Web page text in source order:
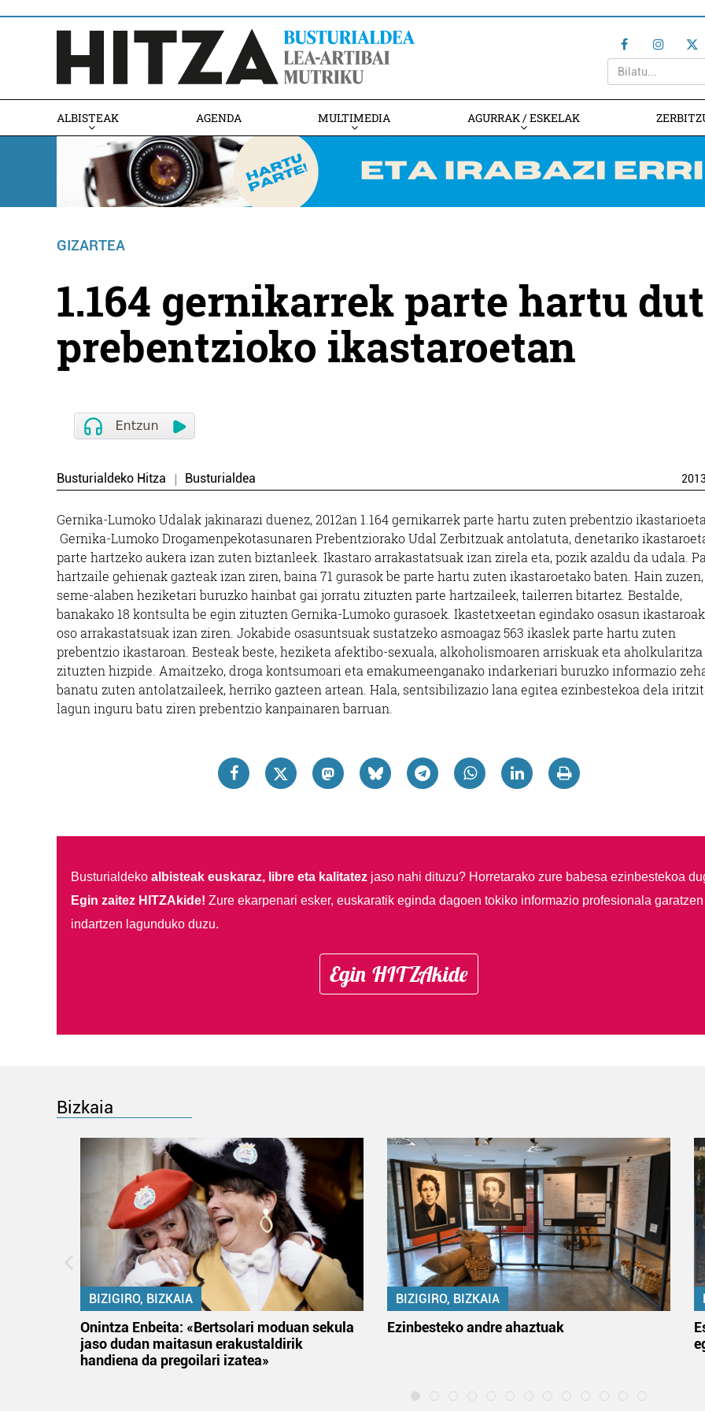
ALBISTEAK AGENDA MULTIMEDIA AGURRAK / ESKELAK
GIZARTEA
1.164 gernikarrek parte hartu
prebentzioko ikastaroetan
Busturialdeko Hitza Busturialdea 2013
Gernika-Lumoko Udalak jakinarazi duenez, 2012an 1.164 gernikarrek parte hartu zuten prebentzio
Gernika-Lumoko Drogamenpekotasunaren Prebentziorako Udal Zerbitzuak antolatuta, denetariko
parte hartzeko aukera izan zuten biztanleek. Ikastaro arrakastatsuak izan zirela eta, pozik azaldu da udala.
hartzaile gehienak gazteak izan ziren, baina 71 gurasok be parte hartu zuten ikastaroetako baten. Hain zuzen,
seme-alaben heziketari buruzko hainbat gai jorratu zituzten parte hartzaileek, tailerren bitartez. Bestalde,
banakako 18 kontsulta be egin zituzten Gernika-Lumoko gurasoek. Ikastetxeetan egindako osasun
oso arrakastatsuak izan ziren. Jokabide osasuntsuak sustatzeko asmoagaz 563 ikaslek parte hartu zuten
prebentzio ikastaroan. Besteak beste, heziketa afektibo-sexuala, alkoholismoaren arriskuak eta
zituzten hizpide. Amaitzeko, droga kontsumoari eta emakumeenganako indarkeriari buruzko informazio
banatu zuten antolatzaileek, herriko gazteen artean. Hala, sentsibilizazio lana egitea ezinbestekoa dela
lagun inguru batu ziren prebentzio kanpainaren barruan.
Busturialdeko albisteak euskaraz, libre eta kalitatezjaso nahi dituzu? Horretarako zure babesa ezinbestekoa
Egin zaitez HITZAkide! Zure ekarpenari esker, euskaratik eginda dagoen tokiko informazio profesionala garatzen
indartzen lagunduko duzu.
Egin HITZAkide
Bizkaia
BIZIGIRO, BIZKAIA
Onintza Enbeita: «Bertsolari moduan sekula
jaso dudan maitasun erakustaldirik
handiena da pregoilari izatea»
BIZIGIRO, BIZKAIA
Ezinbesteko andre ahaztuak